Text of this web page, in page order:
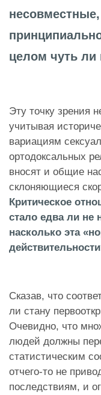
целом чуть
Эту точку зрения
учитывая
вариациям
ортодоксальных
вносят и общие
склоняющиеся
Критическое
стало едва ли не
насколько эта
Сказав, что
ли стану
Очевидно, что
людей должны
статистическим
отчего-то не
последствиям, и